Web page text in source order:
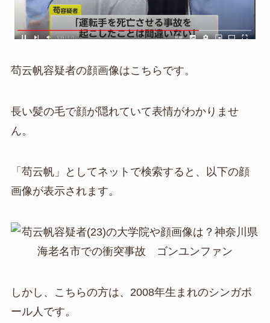
苟云帆容疑者の顔画像はこちらです。
長い髪の毛で顔が隠れていて表情がわかりませ
ん。
「苟云帆」としてネットで検索すると、以下の顔
画像が表示されます。
しかし、こちらの方は、2008年生まれのシンガポ
ール人です。